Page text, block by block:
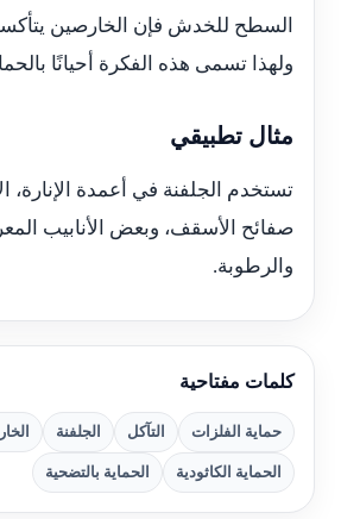
السطح للخدش فإن الخارصين
ولهذا تسمى هذه الفكرة أحيانًا
مثال تطبيقي
تستخدم الجلفنة في أعمدة الإنارة،
صفائح الأسقف، وبعض الأنابيب
والرطوبة.
كلمات مفتاحية
حماية الفلزات التآكل الجلفنة
الحماية الكاثودية الحماية بالتضحية